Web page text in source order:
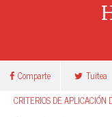
Comparte Tuitea
CRITERIOS DE APLICACIÓN